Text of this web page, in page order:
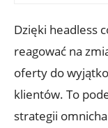
Dzięki headless
reagować na
oferty do
klientów. To
strategii